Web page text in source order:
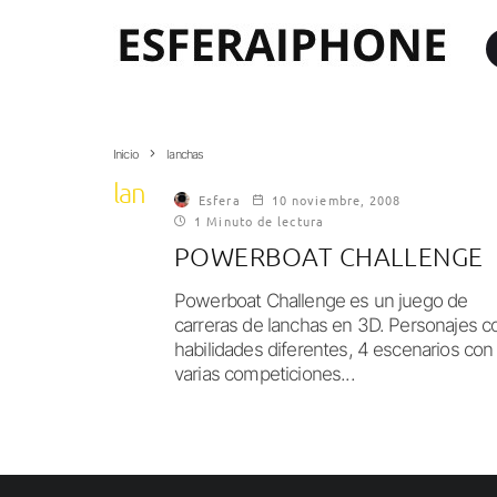
Inicio lanchas
lanchas Esfera
10 noviembre, 2008
1 Minuto de lectura
POWERBOAT CHALLENGE
Powerboat Challenge es un juego de
carreras de lanchas en 3D. Personajes
habilidades diferentes, 4 escenarios con
varias competiciones...